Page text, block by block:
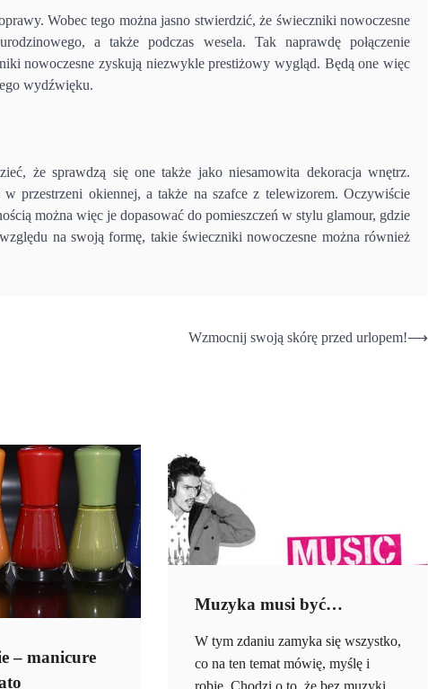
Wobec tego można jasno stwierdzić, że świeczniki nowoczesne
a także podczas wesela. Tak naprawdę połączenie
nowoczesne zyskują niezwykle prestiżowy wygląd. Będą one więc
wydźwięku.
że sprawdzą się one także jako niesamowita dekoracja wnętrz.
przestrzeni okiennej, a także na szafce z telewizorem. Oczywiście
można więc je dopasować do pomieszczeń w stylu glamour, gdzie
na swoją formę, takie świeczniki nowoczesne można również
Wzmocnij swoją skórę przed urlopem!⟶
– manicure
Muzyka musi być…
W tym zdaniu zamyka się wszystko,
co na ten temat mówię, myślę i